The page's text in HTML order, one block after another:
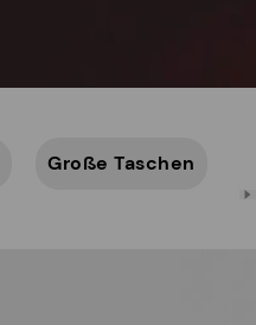
Große Taschen